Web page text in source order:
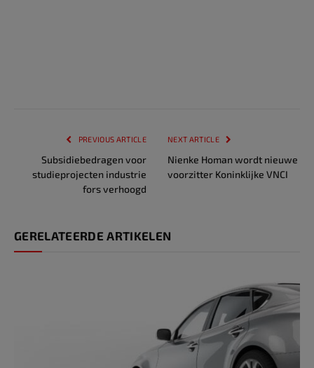
PREVIOUS ARTICLE
Subsidiebedragen voor
studieprojecten industrie
fors verhoogd
NEXT ARTICLE
Nienke Homan wordt nieuwe
voorzitter Koninklijke VNCI
GERELATEERDE ARTIKELEN